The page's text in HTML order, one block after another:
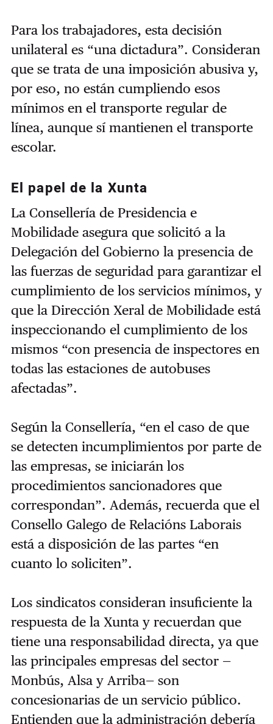
Para los trabajadores, esta decisión
unilateral es “una dictadura”. Consideran
que se trata de una imposición abusiva y,
por eso, no están cumpliendo esos
mínimos en el transporte regular de
línea, aunque sí mantienen el transporte
escolar.
El papel de la Xunta
La Consellería de Presidencia e
Mobilidade asegura que solicitó a la
Delegación del Gobierno la presencia de
las fuerzas de seguridad para garantizar el
cumplimiento de los servicios mínimos, y
que la Dirección Xeral de Mobilidade está
inspeccionando el cumplimiento de los
mismos “con presencia de inspectores en
todas las estaciones de autobuses
afectadas”.
Según la Consellería, “en el caso de que
se detecten incumplimientos por parte de
las empresas, se iniciarán los
procedimientos sancionadores que
correspondan”. Además, recuerda que el
Consello Galego de Relacións Laborais
está a disposición de las partes “en
cuanto lo soliciten”.
Los sindicatos consideran insuficiente la
respuesta de la Xunta y recuerdan que
tiene una responsabilidad directa, ya que
las principales empresas del sector —
Monbús, Alsa y Arriba— son
concesionarias de un servicio público.
Entienden que la administración debería